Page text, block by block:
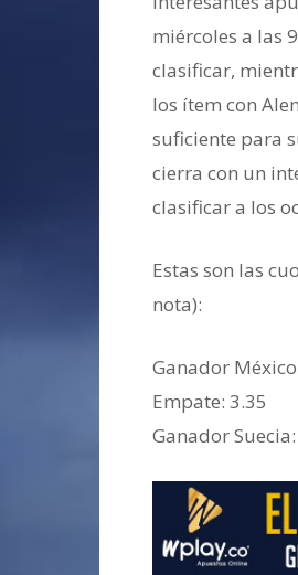
miércoles a las
clasificar,
los ítem con
suficiente para
cierra con un
clasificar a los
Estas son las
nota):
Ganador
‎Empate: 3.35
Ganador